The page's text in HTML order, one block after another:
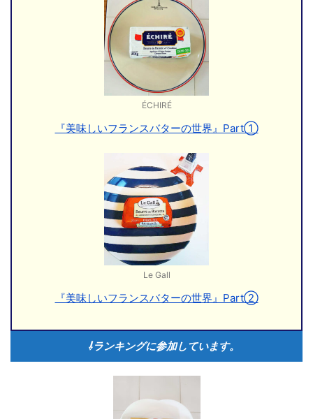
ÉCHIRÉ
『美味しいフランスバターの世界』Part①
Le Gall
『美味しいフランスバターの世界』Part②
⇩ランキングに参加しています。